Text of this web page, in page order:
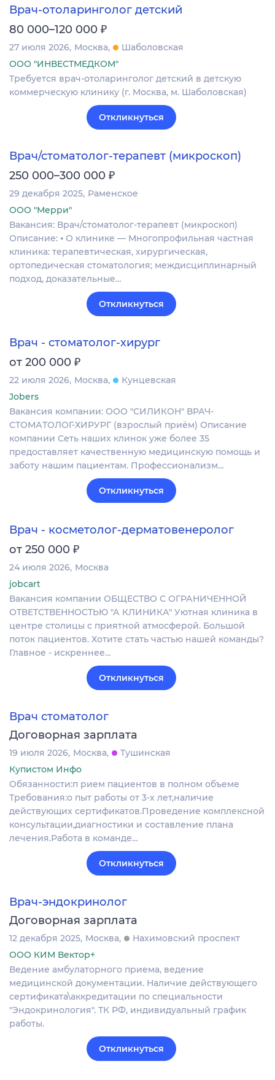
Врач-отоларинголог детский
80 000–120 000 ₽
27 июля 2026 Москва
Шаболовская
ООО "ИНВЕСТМЕДКОМ"
Требуется врач-отоларинголог детский в детскую
коммерческую клинику (г. Москва, м. Шаболовская)
Откликнуться
Врач/стоматолог-терапевт (микроскоп)
250 000–300 000 ₽
29 декабря 2025 Раменское
ООО "Мерри"
Вакансия: Врач/стоматолог-терапевт (микроскоп)
Описание: ⦁ О клинике — Многопрофильная частная
клиника: терапевтическая, хирургическая,
ортопедическая стоматология; междисциплинарный
подход, доказательные…
Откликнуться
Врач - стоматолог-хирург
от 200 000 ₽
22 июля 2026 Москва
Кунцевская
Jobers
Вакансия компании: ООО "СИЛИКОН" ВРАЧ-
СТОМАТОЛОГ-ХИРУРГ (взрослый приём) Описание
компании Сеть наших клинок уже более 35
предоставляет качественную медицинскую помощь и
заботу нашим пациентам. Профессионализм…
Откликнуться
Врач - косметолог-дерматовенеролог
от 250 000 ₽
24 июля 2026 Москва
jobcart
Вакансия компании ОБЩЕСТВО С ОГРАНИЧЕННОЙ
ОТВЕТСТВЕННОСТЬЮ "А КЛИНИКА" Уютная клиника в
центре столицы с приятной атмосферой. Большой
поток пациентов. Хотите стать частью нашей команды?
Главное - искреннее…
Откликнуться
Врач стоматолог
Договорная зарплата
19 июля 2026 Москва
Тушинская
Купистом Инфо
Обязанности:п рием пациентов в полном объеме
Требования:о пыт работы от 3-х лет,наличие
действующих сертификатов.Проведение комплексной
консультации,диагностики и составление плана
лечения.Работа в команде…
Откликнуться
Врач-эндокринолог
Договорная зарплата
12 декабря 2025 Москва
Нахимовский проспект
ООО КИМ Вектор+
Ведение амбулаторного приема, ведение
медицинской документации. Наличие действующего
сертификата\аккредитации по специальности
"Эндокринология". ТК РФ, индивидуальный график
работы.
Откликнуться